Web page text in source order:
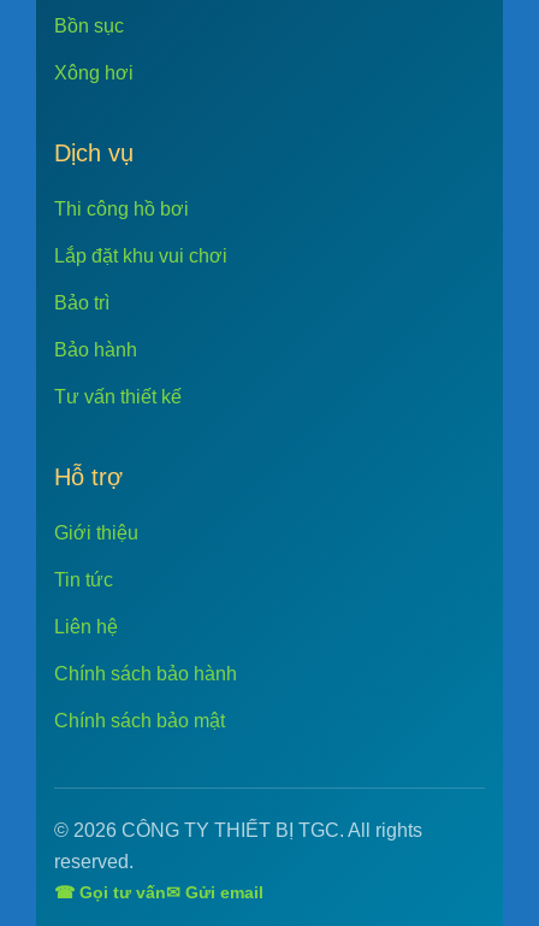
Bồn sục
Xông hơi
Dịch vụ
Thi công hồ bơi
Lắp đặt khu vui chơi
Bảo trì
Bảo hành
Tư vấn thiết kế
Hỗ trợ
Giới thiệu
Tin tức
Liên hệ
Chính sách bảo hành
Chính sách bảo mật
© 2026 CÔNG TY THIẾT BỊ TGC. All rights
reserved.
☎ Gọi tư vấn✉ Gửi email